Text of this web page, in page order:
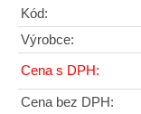
Kód:
Výrobce:
Cena s DPH:
Cena bez DPH: